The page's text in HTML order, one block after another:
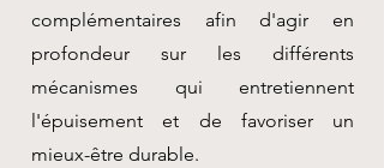
complémentaires afin d'agir en
profondeur sur les différents
mécanismes qui entretiennent
l'épuisement et de favoriser un
mieux-être durable.